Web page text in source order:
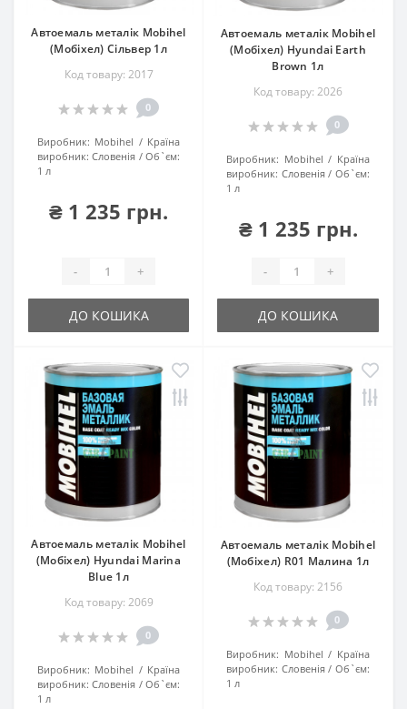
Автоемаль металік Mobihel
(Мобіхел) Сільвер 1л
Код товару: 2017
0
Виробник: Mobihel
Країна
виробник: Словенія
Об`єм:
1 л
₴ 1 235 грн.
- +
ДО КОШИКА
Автоемаль металік Mobihel
(Мобіхел) Hyundai Earth
Brown 1л
Код товару: 2026
0
Виробник: Mobihel
Країна
виробник: Словенія
Об`єм:
1 л
₴ 1 235 грн.
- +
ДО КОШИКА
Автоемаль металік Mobihel
(Мобіхел) Hyundai Marina
Blue 1л
Код товару: 2069
0
Виробник: Mobihel
Країна
виробник: Словенія
Об`єм:
1 л
Автоемаль металік Mobihel
(Мобіхел) R01 Малина 1л
Код товару: 2156
0
Виробник: Mobihel
Країна
виробник: Словенія
Об`єм:
1 л